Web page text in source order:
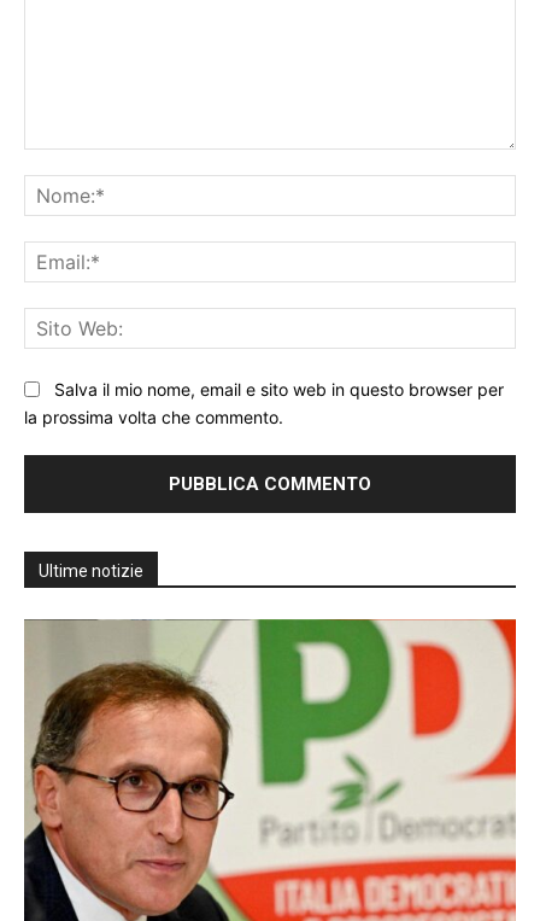
Salva il mio nome, email e sito web in questo browser per
la prossima volta che commento.
Ultime notizie